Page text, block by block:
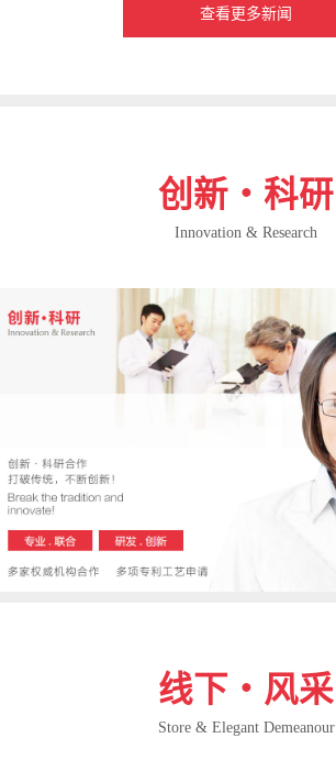
查看更多新闻
创新・科研
Innovation & Research
线下・风采
Store & Elegant Demeanour